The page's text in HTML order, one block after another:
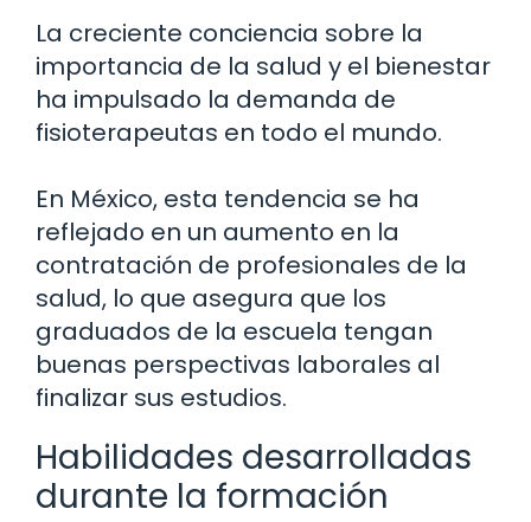
La creciente conciencia sobre la
importancia de la salud y el bienestar
ha impulsado la demanda de
fisioterapeutas en todo el mundo.
En México, esta tendencia se ha
reflejado en un aumento en la
contratación de profesionales de la
salud, lo que asegura que los
graduados de la escuela tengan
buenas perspectivas laborales al
finalizar sus estudios.
Habilidades desarrolladas
durante la formación